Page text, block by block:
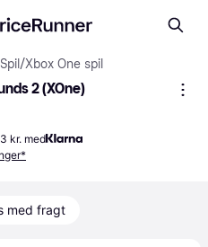
Spil /Xbox One spil
2 (XOne)
kr. med
med fragt